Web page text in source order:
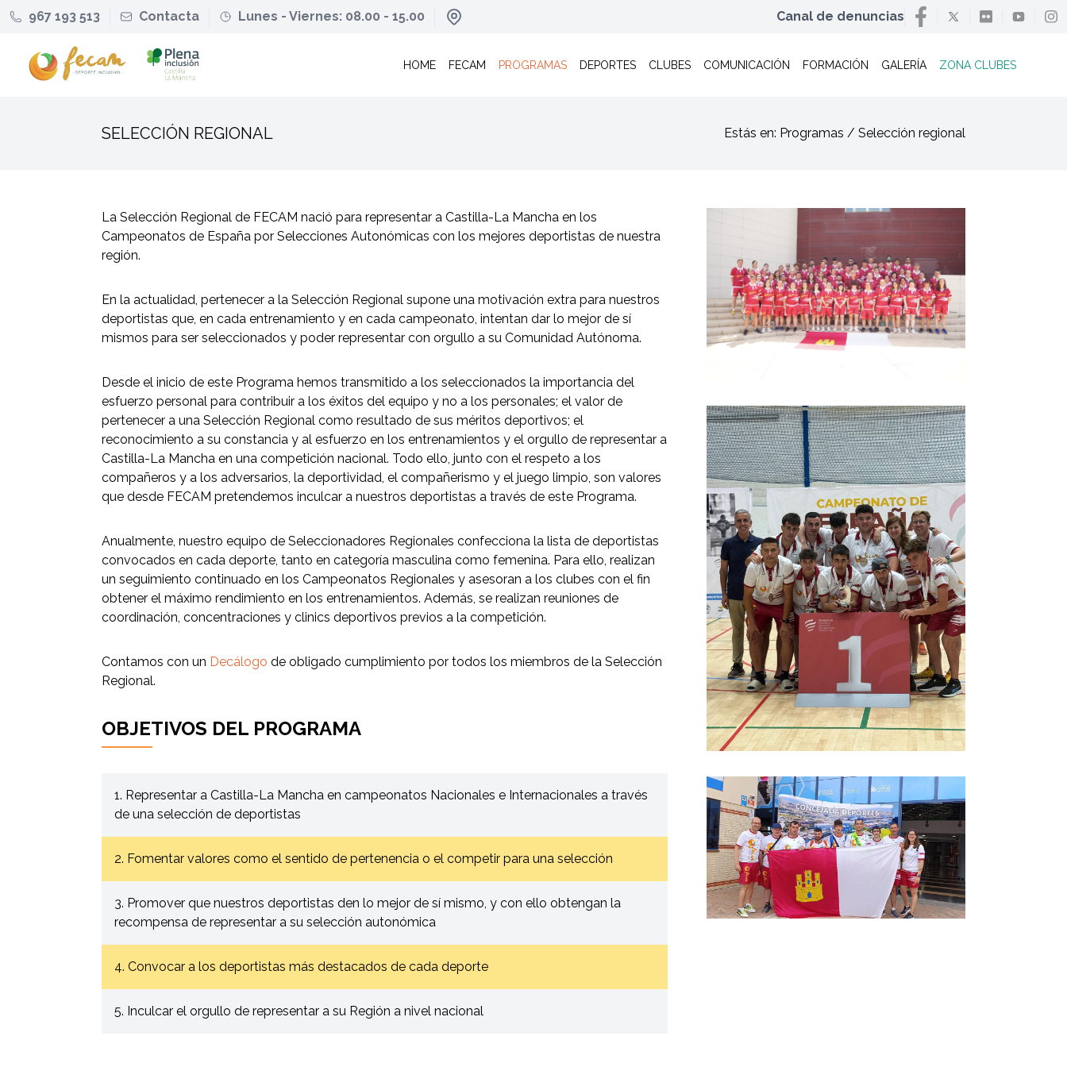
967 193 513 Contacta Lunes - Viernes: 08.00 - 15.00 Canal de denuncias
HOME FECAM PROGRAMAS DEPORTES CLUBES COMUNICACIÓN FORMACIÓN GALERÍA ZONA CLUBES
SELECCIÓN REGIONAL Estás en: Programas / Selección regional
La Selección Regional de FECAM nació para representar a Castilla-La Mancha en los
Campeonatos de España por Selecciones Autonómicas con los mejores deportistas de nuestra
región.
En la actualidad, pertenecer a la Selección Regional supone una motivación extra para nuestros
deportistas que, en cada entrenamiento y en cada campeonato, intentan dar lo mejor de sí
mismos para ser seleccionados y poder representar con orgullo a su Comunidad Autónoma.
Desde el inicio de este Programa hemos transmitido a los seleccionados la importancia del
esfuerzo personal para contribuir a los éxitos del equipo y no a los personales; el valor de
pertenecer a una Selección Regional como resultado de sus méritos deportivos; el
reconocimiento a su constancia y al esfuerzo en los entrenamientos y el orgullo de representar a
Castilla-La Mancha en una competición nacional. Todo ello, junto con el respeto a los
compañeros y a los adversarios, la deportividad, el compañerismo y el juego limpio, son valores
que desde FECAM pretendemos inculcar a nuestros deportistas a través de este Programa.
Anualmente, nuestro equipo de Seleccionadores Regionales confecciona la lista de deportistas
convocados en cada deporte, tanto en categoría masculina como femenina. Para ello, realizan
un seguimiento continuado en los Campeonatos Regionales y asesoran a los clubes con el fin
obtener el máximo rendimiento en los entrenamientos. Además, se realizan reuniones de
coordinación, concentraciones y clinics deportivos previos a la competición.
Contamos con un Decálogo de obligado cumplimiento por todos los miembros de la Selección
Regional.
OBJETIVOS DEL PROGRAMA
1. Representar a Castilla-La Mancha en campeonatos Nacionales e Internacionales a través
de una selección de deportistas
2. Fomentar valores como el sentido de pertenencia o el competir para una selección
3. Promover que nuestros deportistas den lo mejor de sí mismo, y con ello obtengan la
recompensa de representar a su selección autonómica
4. Convocar a los deportistas más destacados de cada deporte
5. Inculcar el orgullo de representar a su Región a nivel nacional